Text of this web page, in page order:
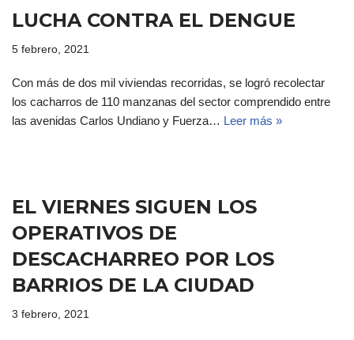
LUCHA CONTRA EL DENGUE
5 febrero, 2021
Con más de dos mil viviendas recorridas, se logró recolectar
los cacharros de 110 manzanas del sector comprendido entre
las avenidas Carlos Undiano y Fuerza… Leer más »
EL VIERNES SIGUEN LOS
OPERATIVOS DE
DESCACHARREO POR LOS
BARRIOS DE LA CIUDAD
3 febrero, 2021